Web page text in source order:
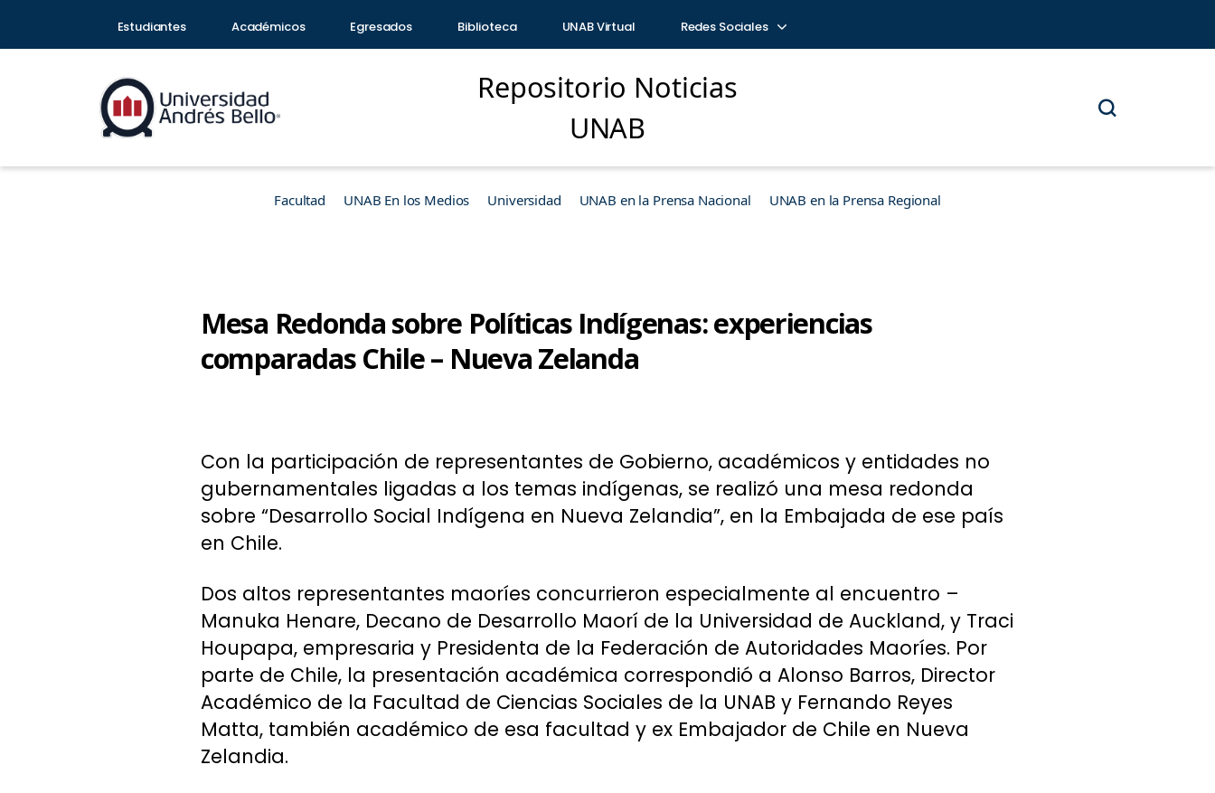
Estudiantes Académicos Egresados Biblioteca UNAB Virtual Redes Sociales
Repositorio Noticias
UNAB
Facultad UNAB En los Medios Universidad UNAB en la Prensa Nacional UNAB en la Prensa Regional
Mesa Redonda sobre Políticas Indígenas: experiencias
comparadas Chile – Nueva Zelanda
Con la participación de representantes de Gobierno, académicos y entidades no
gubernamentales ligadas a los temas indígenas, se realizó una mesa redonda
sobre “Desarrollo Social Indígena en Nueva Zelandia”, en la Embajada de ese país
en Chile.
Dos altos representantes maoríes concurrieron especialmente al encuentro –
Manuka Henare, Decano de Desarrollo Maorí de la Universidad de Auckland, y Traci
Houpapa, empresaria y Presidenta de la Federación de Autoridades Maoríes. Por
parte de Chile, la presentación académica correspondió a Alonso Barros, Director
Académico de la Facultad de Ciencias Sociales de la UNAB y Fernando Reyes
Matta, también académico de esa facultad y ex Embajador de Chile en Nueva
Zelandia.